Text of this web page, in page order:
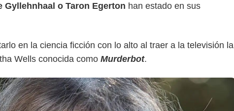
Gyllehnhaal o Taron Egerton han estado en sus
en la ciencia ficción con lo alto al traer a la televisión la
Wells conocida como Murderbot.